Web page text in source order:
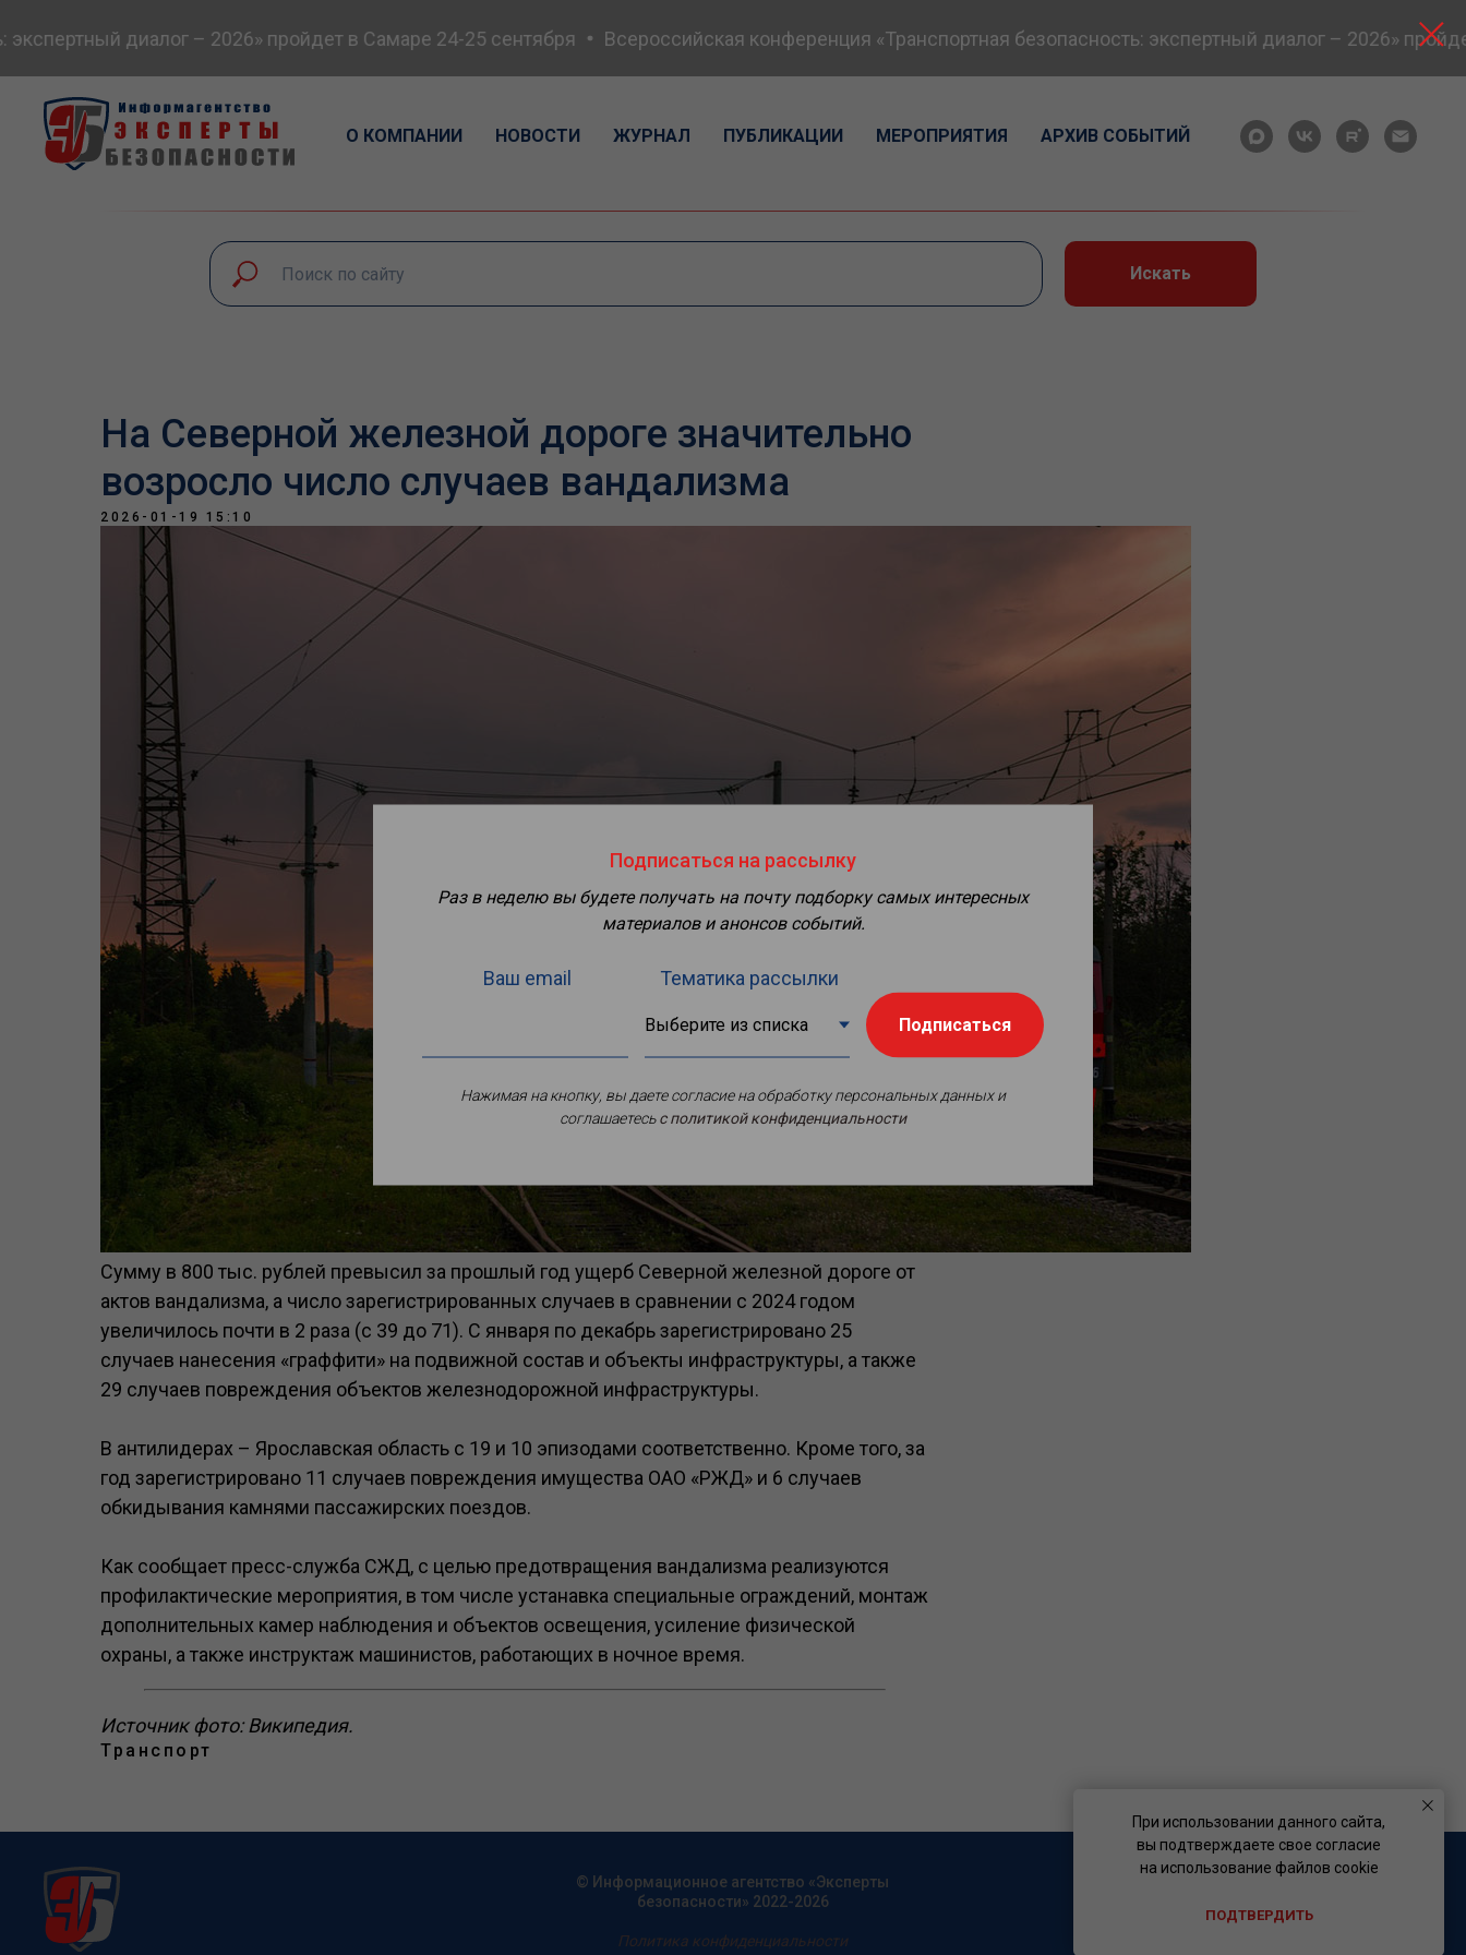
диалог – 2026» пройдет в Самаре 24-25 сентября Всероссийская конференция «Транспортная безопасность: экспертный диалог – 2026»
О КОМПАНИИ НОВОСТИ ЖУРНАЛ ПУБЛИКАЦИИ МЕРОПРИЯТИЯ АРХИВ СОБЫТИЙ
При использовании данного сайта,
вы подтверждаете свое согласие
на использование файлов cookie
ПОДТВЕРДИТЬ
Искать
На Северной железной дороге значительно
возросло число случаев вандализма
2026-01-19 15:10
Сумму в 800 тыс. рублей превысил за прошлый год ущерб Северной железной дороге от
актов вандализма, а число зарегистрированных случаев в сравнении с 2024 годом
увеличилось почти в 2 раза (с 39 до 71). С января по декабрь зарегистрировано 25
случаев нанесения «граффити» на подвижной состав и объекты инфраструктуры, а также
29 случаев повреждения объектов железнодорожной инфраструктуры.
В антилидерах – Ярославская область с 19 и 10 эпизодами соответственно. Кроме того, за
год зарегистрировано 11 случаев повреждения имущества ОАО «РЖД» и 6 случаев
обкидывания камнями пассажирских поездов.
Как сообщает пресс-служба СЖД, с целью предотвращения вандализма реализуются
профилактические мероприятия, в том числе устанавка специальные ограждений, монтаж
дополнительных камер наблюдения и объектов освещения, усиление физической
охраны, а также инструктаж машинистов, работающих в ночное время.
Источник фото: Википедия.
Транспорт
Подписаться на рассылку
Раз в неделю вы будете получать на почту подборку самых интересных
материалов и анонсов событий.
Ваш email Тематика рассылки
Подписаться
Нажимая на кнопку, вы даете согласие на обработку персональных данных и
соглашаетесьc политикой конфиденциальности
© Информационное агентство «Эксперты
безопасности» 2022-2026
Политика конфиденциальности